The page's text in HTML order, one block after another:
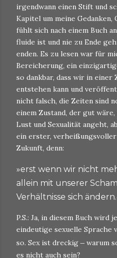
irgendwann einen Stift und
Kapitel um meine Gedanken,
fühlt sich nach einem Buch
fluide ist und nie zu Ende
enden. Es zu lesen war für
Bereicherung, ein
so dankbar, dass wir in einer
entstehen kann und
nicht falsch, die Zeiten sind
einem Zustand, der gut
Lust und Sexualität angeht,
ein erster,
Zukunft, denn:
»erst wenn wir nicht
allein mit unserer
Verhältnisse sich
P.S.: Ja, in diesem Buch wird
eindeutige sexuelle Sprache
so. Sex ist dreckig – warum
es nicht auch sein?